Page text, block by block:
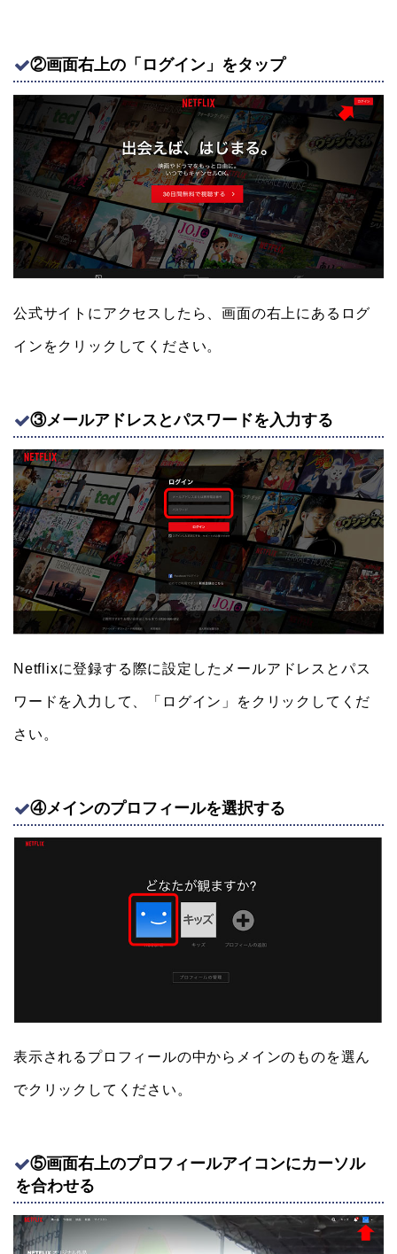
②画面右上の「ログイン」をタップ
公式サイトにアクセスしたら、画面の右上にあるログ
インをクリックしてください。
③メールアドレスとパスワードを入力する
Netflixに登録する際に設定したメールアドレスとパス
ワードを入力して、「ログイン」をクリックしてくだ
さい。
④メインのプロフィールを選択する
表示されるプロフィールの中からメインのものを選ん
でクリックしてください。
⑤画面右上のプロフィールアイコンにカーソル
を合わせる